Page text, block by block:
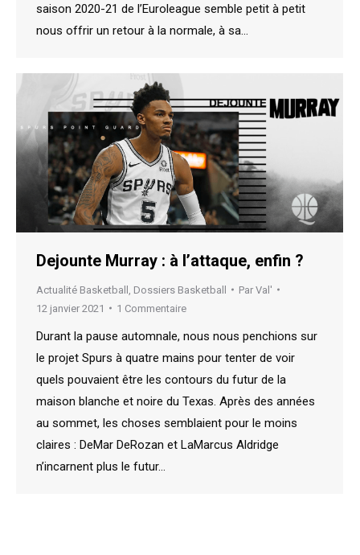
saison 2020-21 de l’Euroleague semble petit à petit
nous offrir un retour à la normale, à sa…
Dejounte Murray : à l’attaque, enfin ?
Actualité Basketball Dossiers Basketball Par Val'
12 janvier 2021
1 Commentaire
Durant la pause automnale, nous nous penchions sur
le projet Spurs à quatre mains pour tenter de voir
quels pouvaient être les contours du futur de la
maison blanche et noire du Texas. Après des années
au sommet, les choses semblaient pour le moins
claires : DeMar DeRozan et LaMarcus Aldridge
n’incarnent plus le futur…